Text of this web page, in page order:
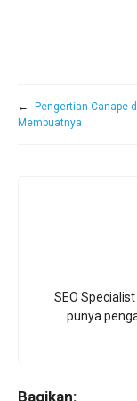
←
Pengertian Canape
Membuatnya
SEO
punya
Bagikan: